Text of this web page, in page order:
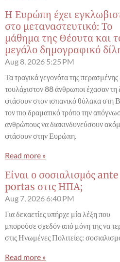
Η Ευρώπη έχει
στο μεταναστευτικό: Το
μάθημα της Θέουτα και
μεγάλο δημογραφικό
Aug 8, 2026 5:25 PM
Τα τραγικά γεγονότα της
τουλάχιστον 88 άνθρωποι έχασαν τη
φτάσουν στον ισπανικό θύλακα στη
τον πιο δραματικό τρόπο την
ανθρώπους να διακινδυνεύσουν
φτάσουν στην Ευρώπη.
Read more »
Είναι ο σοσιαλισμός ante
portas στις ΗΠΑ;
Aug 7, 2026 6:40 PM
Για δεκαετίες υπήρχε μία λέξη που
μπορούσε σχεδόν από μόνη της να
στις Ηνωμένες Πολιτείες:
Read more »